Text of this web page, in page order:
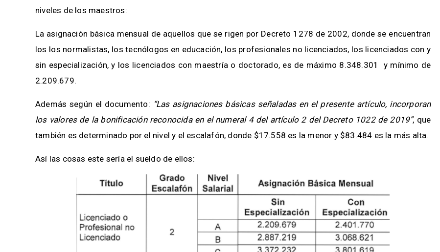
niveles de los maestros:
La asignación básica mensual de aquellos que se rigen por Decreto 1278 de 2002, donde se encuentran
los los normalistas, los tecnólogos en educación, los profesionales no licenciados, los licenciados con y
sin especialización, y los licenciados con maestría o doctorado, es de máximo 8.348.301 y mínimo de
2.209.679.
Además según el documento: “Las asignaciones básicas señaladas en el presente artículo, incorporan
los valores de la bonificación reconocida en el numeral 4 del artículo 2 del Decreto 1022 de 2019”, que
también es determinado por el nivel y el escalafón, donde $17.558 es la menor y $83.484 es la más alta.
Así las cosas este sería el sueldo de ellos: